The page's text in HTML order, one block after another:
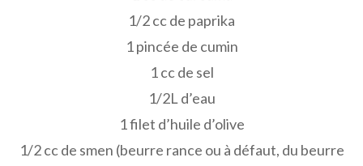
1/2 cc de paprika
1 pincée de cumin
1 cc de sel
1/2L d’eau
1 filet d’huile d’olive
1/2 cc de smen (beurre rance ou à défaut, du beurre